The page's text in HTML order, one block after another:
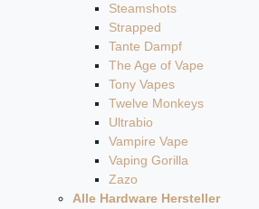
Steamshots
Strapped
Tante Dampf
The Age of Vape
Tony Vapes
Twelve Monkeys
Ultrabio
Vampire Vape
Vaping Gorilla
Zazo
Alle Hardware Hersteller